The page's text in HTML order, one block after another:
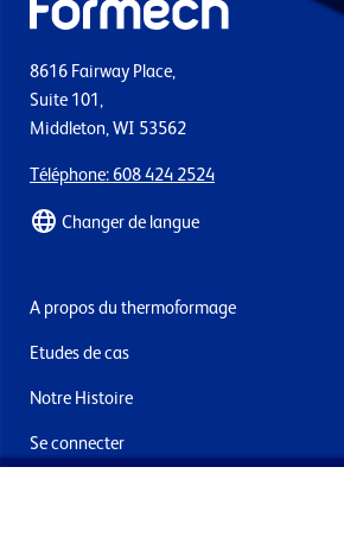
8616 Fairway Place,
Suite 101,
Middleton, WI 53562
Téléphone: 608 424 2524
Changer de langue
A propos du thermoformage
Etudes de cas
Notre Histoire
Se connecter